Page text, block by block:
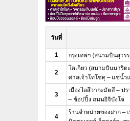
วันที่
1 กรุงเทพฯ (สนามบินสุวร
2
โตเกียว (สนามบินนาริต
ศาลเจ้าโทโชคุ – แช่น้ำ
3
เมืองไอสึวากะมัตสึ – ป
– ช้อปปิ้ง ถนนอิจิบังโจ
4
ร้านจำหน่ายของฝาก –